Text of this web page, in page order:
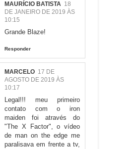
MAURÍCIO BATISTA 18
DE JANEIRO DE 2019 ÀS
10:15
Grande Blaze!
Responder
MARCELO 17 DE
AGOSTO DE 2019 ÀS
10:17
Legal!!! meu primeiro
contato com o iron
maiden foi através do
"The X Factor", o vídeo
de man on the edge me
paralisava em frente a tv,